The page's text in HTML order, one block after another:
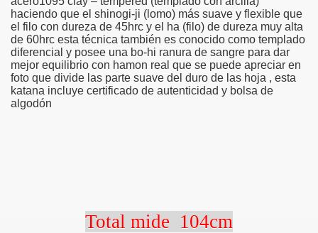
haciendo que el shinogi-ji (lomo) más suave y flexible que
el filo con dureza de 45hrc y el ha (filo) de dureza muy alta
de 60hrc esta técnica también es conocido como templado
diferencial y posee una bo-hi ranura de sangre para dar
mejor equilibrio con hamon real que se puede apreciar en
foto que divide las parte suave del duro de las hoja , esta
katana incluye certificado de autenticidad y bolsa de
algodón
Total mide 104cm